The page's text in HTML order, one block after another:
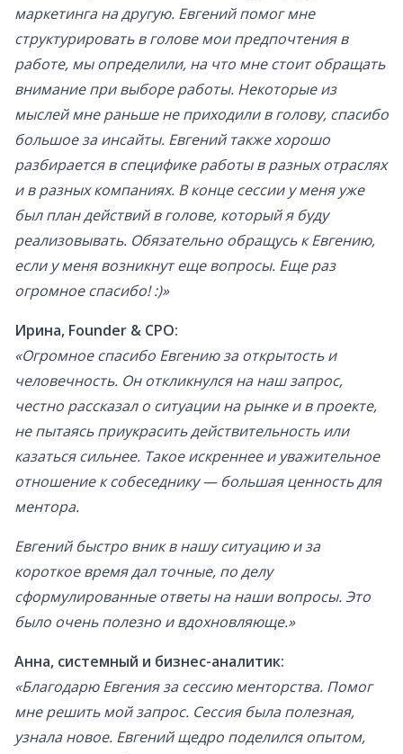
маркетинга на другую. Евгений помог мне
структурировать в голове мои предпочтения в
работе, мы определили, на что мне стоит обращать
внимание при выборе работы. Некоторые из
мыслей мне раньше не приходили в голову, спасибо
большое за инсайты. Евгений также хорошо
разбирается в специфике работы в разных отраслях
и в разных компаниях. В конце сессии у меня уже
был план действий в голове, который я буду
реализовывать. Обязательно обращусь к Евгению,
если у меня возникнут еще вопросы. Еще раз
огромное спасибо! :)»
Ирина, Founder & CPO:
«Огромное спасибо Евгению за открытость и
человечность. Он откликнулся на наш запрос,
честно рассказал о ситуации на рынке и в проекте,
не пытаясь приукрасить действительность или
казаться сильнее. Такое искреннее и уважительное
отношение к собеседнику — большая ценность для
ментора.
Евгений быстро вник в нашу ситуацию и за
короткое время дал точные, по делу
сформулированные ответы на наши вопросы. Это
было очень полезно и вдохновляюще.»
Анна, системный и бизнес-аналитик:
«Благодарю Евгения за сессию менторства. Помог
мне решить мой запрос. Сессия была полезная,
узнала новое. Евгений щедро поделился опытом,